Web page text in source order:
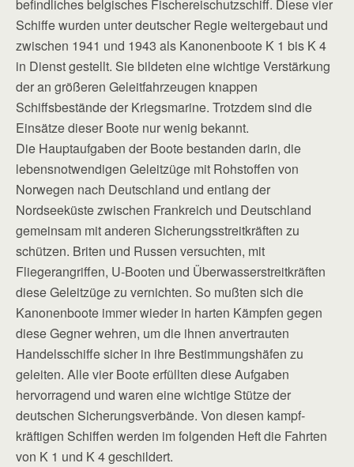
befindliches belgisches Fischereischutzschiff. Diese vier
Schiffe wurden unter deutscher Regie weitergebaut und
zwischen 1941 und 1943 als Kanonenboote K 1 bis K 4
in Dienst gestellt. Sie bildeten eine wichtige Verstärkung
der an größeren Geleitfahrzeugen knappen
Schiffsbestände der Kriegs­marine. Trotzdem sind die
Einsätze dieser Boote nur wenig bekannt.
Die Hauptaufgaben der Boote bestanden darin, die
lebensnotwendigen Geleitzüge mit Rohstoffen von
Norwegen nach Deutschland und entlang der
Nordseeküste zwischen Frankreich und Deutschland
gemeinsam mit anderen Sicherungsstreitkräften zu
schützen. Briten und Russen versuchten, mit
Fliegerangriffen, U-Booten und Überwasserstreitkräften
diese Geleitzüge zu vernichten. So mußten sich die
Kanonenboote immer wieder in harten Kämpfen gegen
diese Gegner wehren, um die ihnen anvertrauten
Handelsschiffe sicher in ihre Bestimmungshäfen zu
geleiten. Alle vier Boote erfüllten diese Aufgaben
hervorragend und waren eine wichtige Stütze der
deutschen Sicherungsverbände. Von diesen kampf­
kräftigen Schiffen werden im folgenden Heft die Fahrten
von K 1 und K 4 geschildert.